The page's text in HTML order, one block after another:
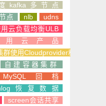
kafka多节点
点
nlb
udns
云负载均衡ULB
用云产品
使用Cloudprovider和CSI
自建容器集群
MySQL回档
恢复数据
screen会话共享